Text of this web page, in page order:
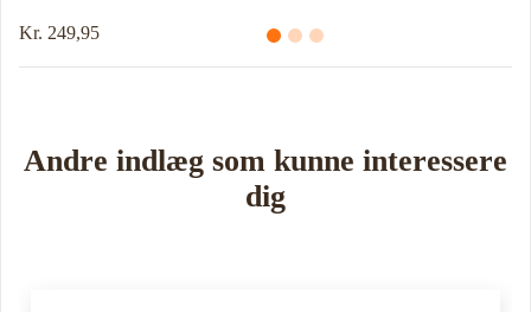
Kr. 249,95
Andre indlæg som kunne interessere
dig